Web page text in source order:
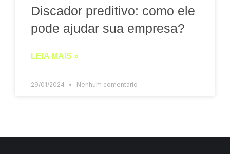
Discador preditivo: como ele
pode ajudar sua empresa?
LEIA MAIS »
29/01/2024 Nenhum comentário